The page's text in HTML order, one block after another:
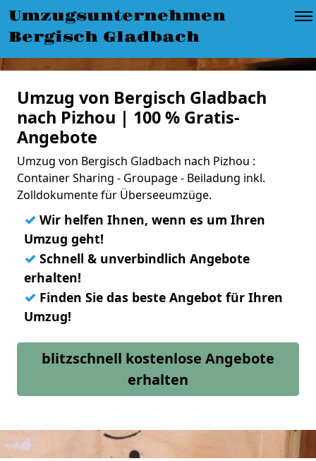
Umzugsunternehmen
Bergisch Gladbach
Umzug von Bergisch Gladbach
nach Pizhou | 100 % Gratis-
Angebote
Umzug von Bergisch Gladbach nach Pizhou :
Container Sharing - Groupage - Beiladung inkl.
Zolldokumente für Überseeumzüge.
✓ Wir helfen Ihnen, wenn es um Ihren
Umzug geht!
✓ Schnell & unverbindlich Angebote
erhalten!
✓ Finden Sie das beste Angebot für Ihren
Umzug!
blitzschnell kostenlose Angebote
erhalten